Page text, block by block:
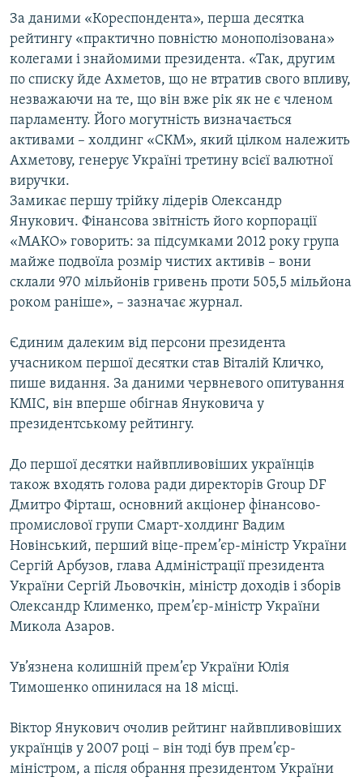
За даними «Кореспондента», перша десятка
рейтингу «практично повністю монополізована»
колегами і знайомими президента. «Так, другим
по списку йде Ахметов, що не втратив свого впливу,
незважаючи на те, що він вже рік як не є членом
парламенту. Його могутність визначається
активами – холдинг «СКМ», який цілком належить
Ахметову, генерує Україні третину всієї валютної
виручки.
Замикає першу трійку лідерів Олександр
Янукович. Фінансова звітність його корпорації
«МАКО» говорить: за підсумками 2012 року група
майже подвоїла розмір чистих активів – вони
склали 970 мільйонів гривень проти 505,5 мільйона
роком раніше», – зазначає журнал.
Єдиним далеким від персони президента
учасником першої десятки став Віталій Кличко,
пише видання. За даними червневого опитування
КМІС, він вперше обігнав Януковича у
президентському рейтингу.
До першої десятки найвпливовіших українців
також входять голова ради директорів Group DF
Дмитро Фірташ, основний акціонер фінансово-
промислової групи Смарт-холдинг Вадим
Новінський, перший віце-прем’єр-міністр України
Сергій Арбузов, глава Адміністрації президента
України Сергій Льовочкін, міністр доходів і зборів
Олександр Клименко, прем’єр-міністр України
Микола Азаров.
Ув’язнена колишній прем’єр України Юлія
Тимошенко опинилася на 18 місці.
Віктор Янукович очолив рейтинг найвпливовіших
українців у 2007 році – він тоді був прем’єр-
міністром, а після обрання президентом України